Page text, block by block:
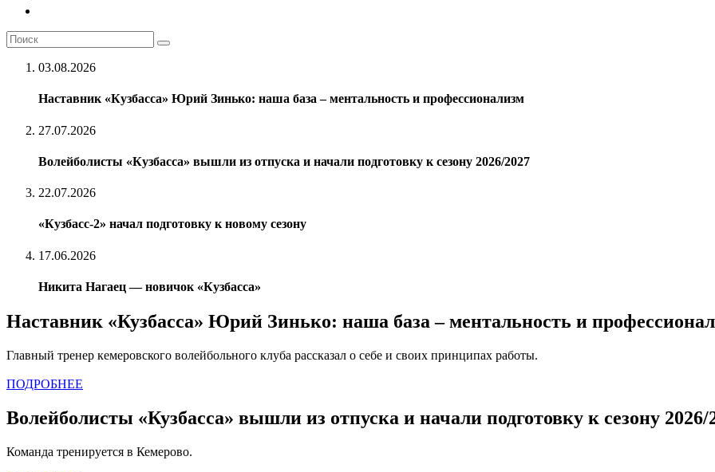
03.08.2026
Наставник «Кузбасса» Юрий Зинько: наша база – ментальность и профессионализм
27.07.2026
Волейболисты «Кузбасса» вышли из отпуска и начали подготовку к сезону 2026/2027
22.07.2026
«Кузбасс-2» начал подготовку к новому сезону
17.06.2026
Никита Нагаец — новичок «Кузбасса»
Наставник «Кузбасса» Юрий Зинько: наша база – ментальность и
Главный тренер кемеровского волейбольного клуба рассказал о себе и своих принципах работы.
ПОДРОБНЕЕ
Волейболисты «Кузбасса» вышли из отпуска и начали подготовку к сезону 2026/
Команда тренируется в Кемерово.